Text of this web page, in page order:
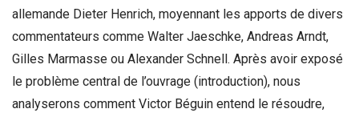
allemande Dieter Henrich, moyennant les apports de divers
commentateurs comme Walter Jaeschke, Andreas Arndt,
Gilles Marmasse ou Alexander Schnell. Après avoir exposé
le problème central de l’ouvrage (introduction), nous
analyserons comment Victor Béguin entend le résoudre,